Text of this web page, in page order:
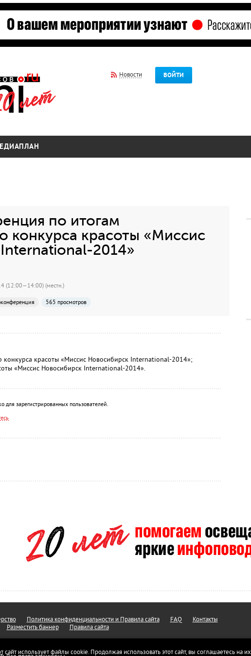
Новости ВОЙТИ
по итогам
конкурса красоты «Миссис
2014»
(12:00—14:00) (местн.)
565 просмотров
конкурса красоты «Миссис Новосибирск International-2014»;
«Миссис Новосибирск International-2014».
для зарегистрированных пользователей.
сайт использует файлы cookie. Продолжая использовать этот сайт, вы соглашаетесь на их
Политика конфиденциальности и Правила сайта FAQ
Контакты
Разместить баннер Правила сайта